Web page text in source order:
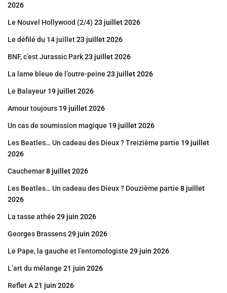
2026
Le Nouvel Hollywood (2/4) 23 juillet 2026
Le défilé du 14 juillet23 juillet 2026
BNF, c’est Jurassic Park23 juillet 2026
La lame bleue de l’outre-peine 23 juillet 2026
Le Balayeur 19 juillet 2026
Amour toujours 19 juillet 2026
Un cas de soumission magique 19 juillet 2026
Les Beatles… Un cadeau des Dieux ? Treizième partie 19 juillet
2026
Cauchemar8 juillet 2026
Les Beatles… Un cadeau des Dieux ? Douzième partie 8 juillet
2026
La tasse athée 29 juin 2026
Georges Brassens29 juin 2026
Le Pape, la gauche et l’entomologiste 29 juin 2026
L’art du mélange 21 juin 2026
Reflet A21 juin 2026